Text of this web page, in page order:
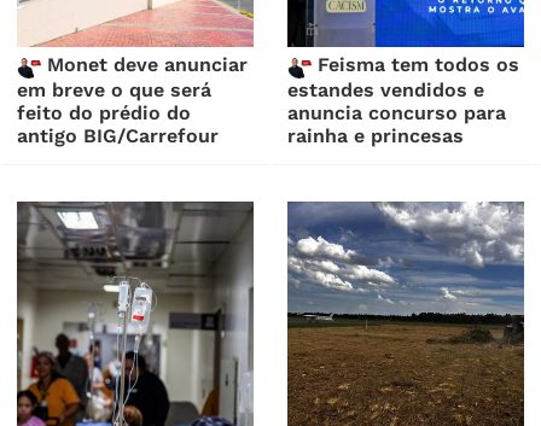
Monet deve anunciar
em breve o que será
feito do prédio do
antigo BIG/Carrefour
Feisma tem todos os
estandes vendidos e
anuncia concurso para
rainha e princesas